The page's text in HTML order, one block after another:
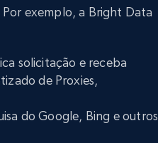
exemplo, a Bright Data
solicitação e receba
de Proxies,
do Google, Bing e outros